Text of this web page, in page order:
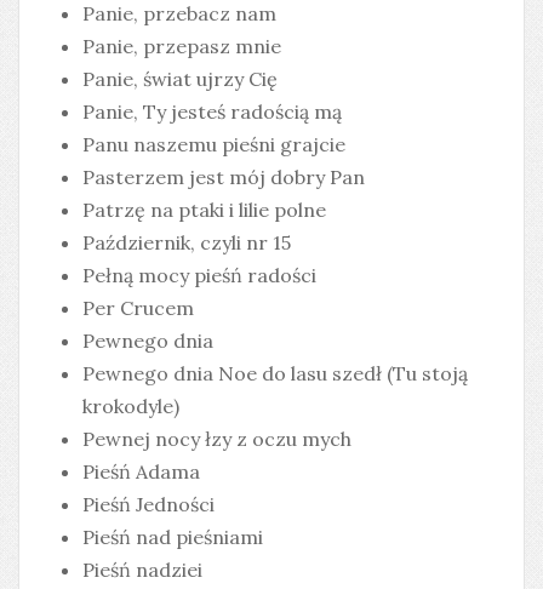
Panie, przebacz nam
Panie, przepasz mnie
Panie, świat ujrzy Cię
Panie, Ty jesteś radością mą
Panu naszemu pieśni grajcie
Pasterzem jest mój dobry Pan
Patrzę na ptaki i lilie polne
Październik, czyli nr 15
Pełną mocy pieśń radości
Per Crucem
Pewnego dnia
Pewnego dnia Noe do lasu szedł (Tu stoją
krokodyle)
Pewnej nocy łzy z oczu mych
Pieśń Adama
Pieśń Jedności
Pieśń nad pieśniami
Pieśń nadziei